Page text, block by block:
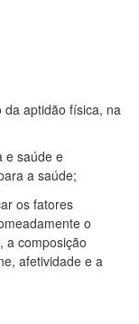
da aptidão física, na
e saúde e
a saúde;
os fatores
o
a composição
afetividade e a